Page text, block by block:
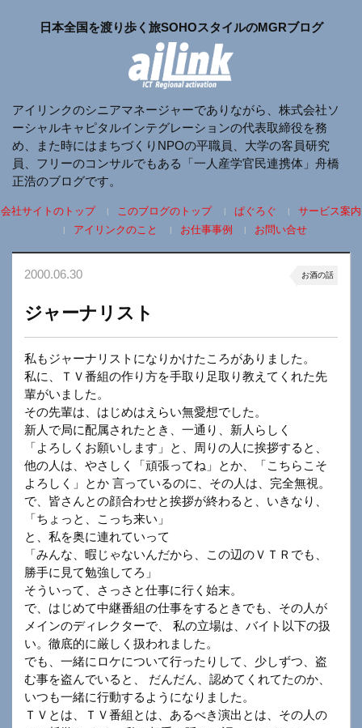
日本全国を渡り歩く旅SOHOスタイルのMGRブログ
アイリンクのシニアマネージャーでありながら、株式会社ソ
ーシャルキャピタルインテグレーションの代表取締役を務
め、また時にはまちづくりNPOの平職員、大学の客員研究
員、フリーのコンサルでもある「一人産学官民連携体」舟橋
正浩のブログです。
会社サイトのトップ このブログのトップ ぱぐろぐ
サービス案内
アイリンクのこと
お仕事事例 お問い合せ
2000.06.30 お酒の話
ジャーナリスト
私もジャーナリストになりかけたころがありました。
私に、ＴＶ番組の作り方を手取り足取り教えてくれた先
輩がいました。
その先輩は、はじめはえらい無愛想でした。
新人で局に配属されたとき、一通り、新人らしく
「よろしくお願いします」と、周りの人に挨拶すると、
他の人は、やさしく「頑張ってね」とか、「こちらこそ
よろしく」とか 言っているのに、その人は、完全無視。
で、皆さんとの顔合わせと挨拶が終わると、いきなり、
「ちょっと、こっち来い」
と、私を奥に連れていって
「みんな、暇じゃないんだから、この辺のＶＴＲでも、
勝手に見て勉強してろ」
そういって、さっさと仕事に行く始末。
で、はじめて中継番組の仕事をするときでも、その人が
メインのディレクターで、 私の立場は、バイト以下の扱
い。徹底的に厳しく扱われました。
でも、一緒にロケについて行ったりして、少しずつ、盗
む事を盗んでいると、 だんだん、認めてくれてたのか、
いつも一緒に行動するようになりました。
ＴＶとは、ＴＶ番組とは、あるべき演出とは、その人の